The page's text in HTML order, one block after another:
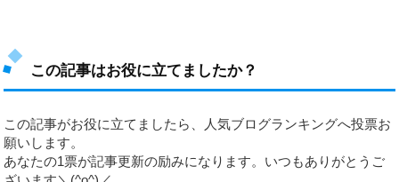
この記事はお役に立てましたか？
この記事がお役に立てましたら、人気ブログランキングへ投票お
願いします。
あなたの1票が記事更新の励みになります。いつもありがとうご